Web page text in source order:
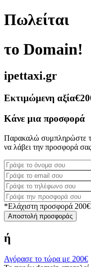
Πωλείται
το Domain!
ipettaxi.gr
Εκτιμώμενη αξία
Κάνε μια προσφορά
Παρακαλώ συμπληρώστε
να λάβει την προσφορά
*Ελάχιστη προσφορά 200€
Αποστολή προσφοράς
ή
Αγόρασε το τώρα με 200€